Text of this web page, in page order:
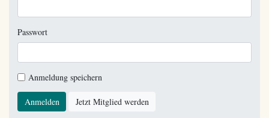
Passwort
Anmeldung speichern
Anmelden Jetzt Mitglied werden